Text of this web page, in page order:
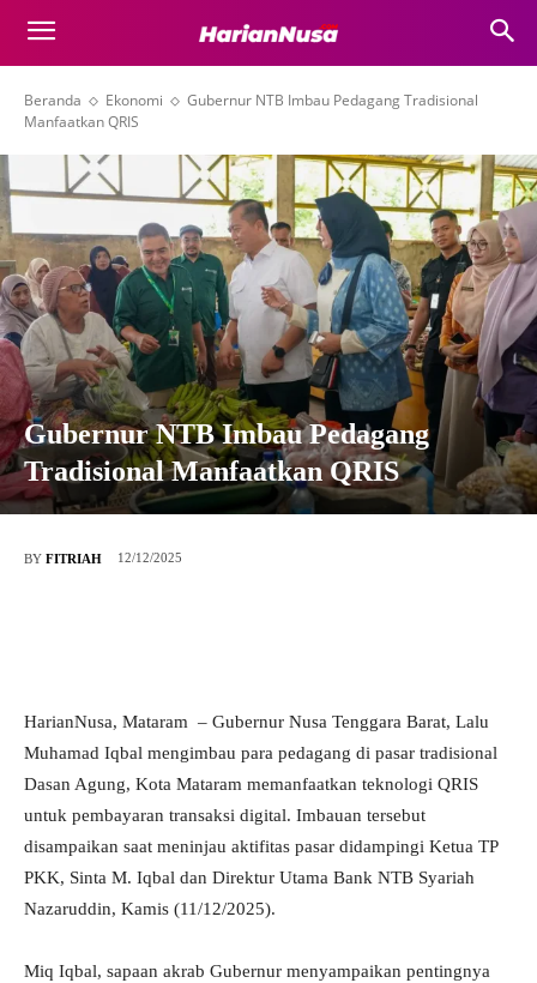
Beranda Ekonomi
Gubernur NTB Imbau Pedagang Tradisional
Manfaatkan QRIS
Gubernur NTB Imbau Pedagang
Tradisional Manfaatkan QRIS
BY FITRIAH 12/12/2025
HarianNusa, Mataram – Gubernur Nusa Tenggara Barat, Lalu
Muhamad Iqbal mengimbau para pedagang di pasar tradisional
Dasan Agung, Kota Mataram memanfaatkan teknologi QRIS
untuk pembayaran transaksi digital. Imbauan tersebut
disampaikan saat meninjau aktifitas pasar didampingi Ketua TP
PKK, Sinta M. Iqbal dan Direktur Utama Bank NTB Syariah
Nazaruddin, Kamis (11/12/2025).
Miq Iqbal, sapaan akrab Gubernur menyampaikan pentingnya